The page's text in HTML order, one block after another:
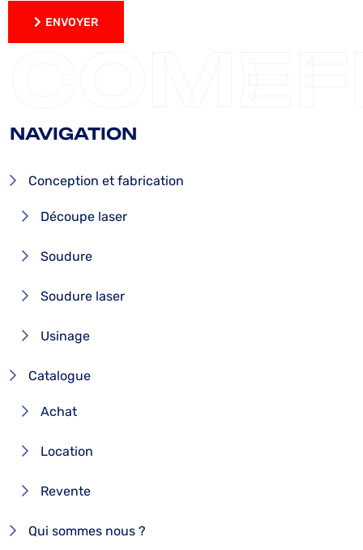
ENVOYER
NAVIGATION
Conception et fabrication
Découpe laser
Soudure
Soudure laser
Usinage
Catalogue
Achat
Location
Revente
Qui sommes nous ?